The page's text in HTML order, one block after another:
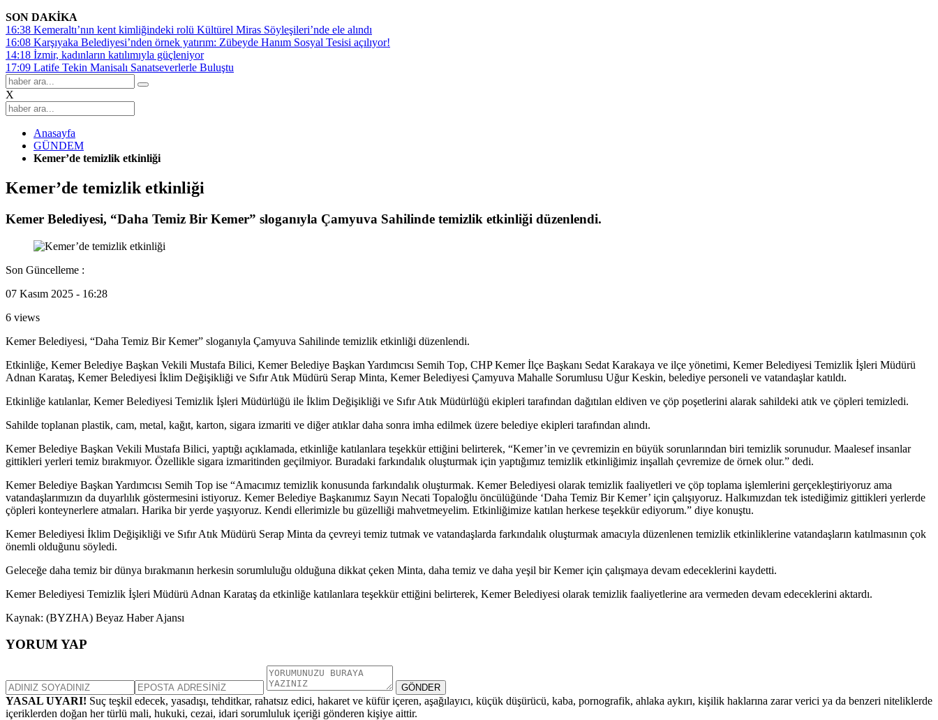
SON DAKİKA
16:38 Kemeraltı’nın kent kimliğindeki rolü Kültürel Miras Söyleşileri’nde ele alındı
16:08 Karşıyaka Belediyesi’nden örnek yatırım: Zübeyde Hanım Sosyal Tesisi açılıyor!
14:18 İzmir, kadınların katılımıyla güçleniyor
17:09 Latife Tekin Manisalı Sanatseverlerle Buluştu
X
Anasayfa
GÜNDEM
Kemer’de temizlik etkinliği
Kemer’de temizlik etkinliği
Kemer Belediyesi, “Daha Temiz Bir Kemer” sloganıyla Çamyuva Sahilinde temizlik etkinliği düzenlendi.
Son Güncelleme :
07 Kasım 2025 - 16:28
6 views
Kemer Belediyesi, “Daha Temiz Bir Kemer” sloganıyla Çamyuva Sahilinde temizlik etkinliği düzenlendi.
Etkinliğe, Kemer Belediye Başkan Vekili Mustafa Bilici, Kemer Belediye Başkan Yardımcısı Semih Top, CHP Kemer İlçe Başkanı Sedat Karakaya ve ilçe yönetimi, Kemer Belediyesi Temizlik İşleri Müdürü
Adnan Karataş, Kemer Belediyesi İklim Değişikliği ve Sıfır Atık Müdürü Serap Minta, Kemer Belediyesi Çamyuva Mahalle Sorumlusu Uğur Keskin, belediye personeli ve vatandaşlar katıldı.
Etkinliğe katılanlar, Kemer Belediyesi Temizlik İşleri Müdürlüğü ile İklim Değişikliği ve Sıfır Atık Müdürlüğü ekipleri tarafından dağıtılan eldiven ve çöp poşetlerini alarak sahildeki atık ve çöpleri temizledi.
Sahilde toplanan plastik, cam, metal, kağıt, karton, sigara izmariti ve diğer atıklar daha sonra imha edilmek üzere belediye ekipleri tarafından alındı.
Kemer Belediye Başkan Vekili Mustafa Bilici, yaptığı açıklamada, etkinliğe katılanlara teşekkür ettiğini belirterek, “Kemer’in ve çevremizin en büyük sorunlarından biri temizlik sorunudur. Maalesef insanlar
gittikleri yerleri temiz bırakmıyor. Özellikle sigara izmaritinden geçilmiyor. Buradaki farkındalık oluşturmak için yaptığımız temizlik etkinliğimiz inşallah çevremize de örnek olur.” dedi.
Kemer Belediye Başkan Yardımcısı Semih Top ise “Amacımız temizlik konusunda farkındalık oluşturmak. Kemer Belediyesi olarak temizlik faaliyetleri ve çöp toplama işlemlerini gerçekleştiriyoruz ama
vatandaşlarımızın da duyarlılık göstermesini istiyoruz. Kemer Belediye Başkanımız Sayın Necati Topaloğlu öncülüğünde ‘Daha Temiz Bir Kemer’ için çalışıyoruz. Halkımızdan tek istediğimiz gittikleri yerlerde
çöpleri konteynerlere atmaları. Harika bir yerde yaşıyoruz. Kendi ellerimizle bu güzelliği mahvetmeyelim. Etkinliğimize katılan herkese teşekkür ediyorum.” diye konuştu.
Kemer Belediyesi İklim Değişikliği ve Sıfır Atık Müdürü Serap Minta da çevreyi temiz tutmak ve vatandaşlarda farkındalık oluşturmak amacıyla düzenlenen temizlik etkinliklerine vatandaşların katılmasının çok
önemli olduğunu söyledi.
Geleceğe daha temiz bir dünya bırakmanın herkesin sorumluluğu olduğuna dikkat çeken Minta, daha temiz ve daha yeşil bir Kemer için çalışmaya devam edeceklerini kaydetti.
Kemer Belediyesi Temizlik İşleri Müdürü Adnan Karataş da etkinliğe katılanlara teşekkür ettiğini belirterek, Kemer Belediyesi olarak temizlik faaliyetlerine ara vermeden devam edeceklerini aktardı.
Kaynak: (BYZHA) Beyaz Haber Ajansı
YORUM YAP
GÖNDER
YASAL UYARI! Suç teşkil edecek, yasadışı, tehditkar, rahatsız edici, hakaret ve küfür içeren, aşağılayıcı, küçük düşürücü, kaba, pornografik, ahlaka aykırı, kişilik haklarına zarar verici ya da benzeri niteliklerde
içeriklerden doğan her türlü mali, hukuki, cezai, idari sorumluluk içeriği gönderen kişiye aittir.